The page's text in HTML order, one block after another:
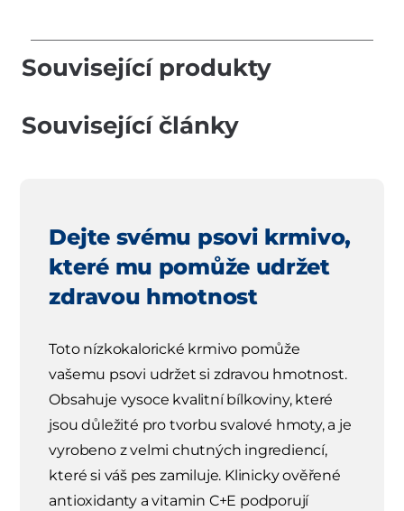
Související produkty
Související články
Dejte svému psovi krmivo,
které mu pomůže udržet
zdravou hmotnost
Toto nízkokalorické krmivo pomůže
vašemu psovi udržet si zdravou hmotnost.
Obsahuje vysoce kvalitní bílkoviny, které
jsou důležité pro tvorbu svalové hmoty, a je
vyrobeno z velmi chutných ingrediencí,
které si váš pes zamiluje. Klinicky ověřené
antioxidanty a vitamin C+E podporují